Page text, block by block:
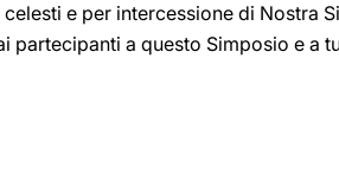
e per intercessione di Nostra
partecipanti a questo Simposio e a